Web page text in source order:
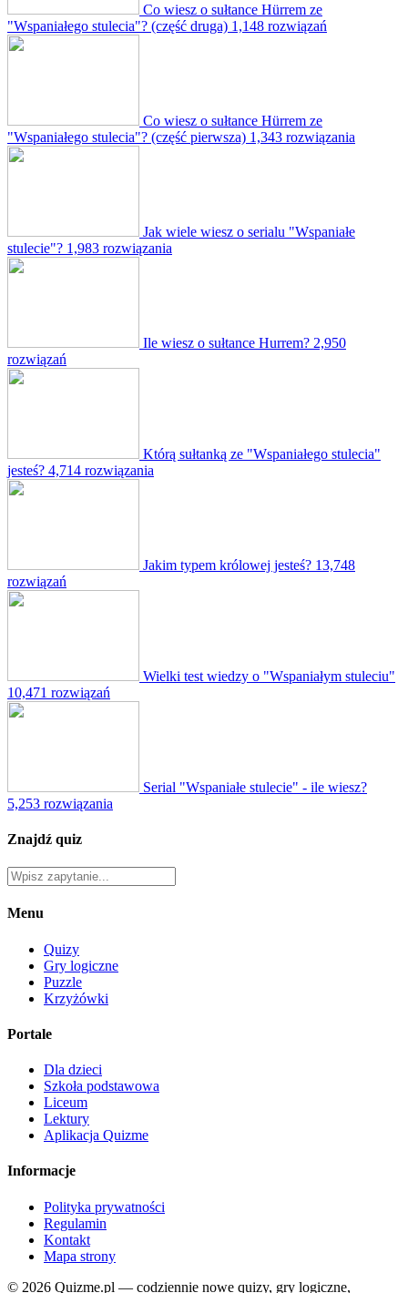
Co wiesz o sułtance Hürrem ze
"Wspaniałego stulecia"? (część druga) 1,148 rozwiązań
Co wiesz o sułtance Hürrem ze
"Wspaniałego stulecia"? (część pierwsza) 1,343 rozwiązania
Jak wiele wiesz o serialu "Wspaniałe
stulecie"? 1,983 rozwiązania
Ile wiesz o sułtance Hurrem? 2,950
rozwiązań
Którą sułtanką ze "Wspaniałego stulecia"
jesteś? 4,714 rozwiązania
Jakim typem królowej jesteś? 13,748
rozwiązań
Wielki test wiedzy o "Wspaniałym stuleciu"
10,471 rozwiązań
Serial "Wspaniałe stulecie" - ile wiesz?
5,253 rozwiązania
Znajdź quiz
Menu
Quizy
Gry logiczne
Puzzle
Krzyżówki
Portale
Dla dzieci
Szkoła podstawowa
Liceum
Lektury
Aplikacja Quizme
Informacje
Polityka prywatności
Regulamin
Kontakt
Mapa strony
© 2026 Quizme.pl — codziennie nowe quizy, gry logiczne,